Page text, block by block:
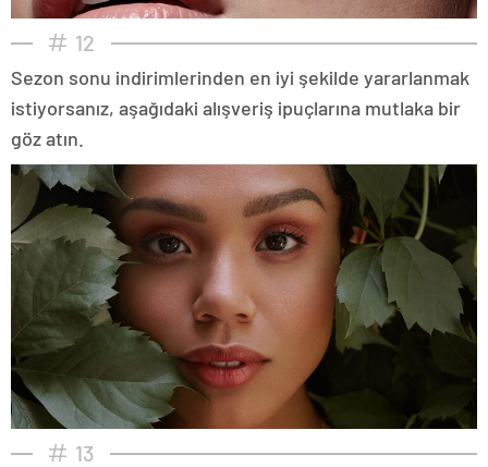
12
Sezon sonu indirimlerinden en iyi şekilde yararlanmak
istiyorsanız, aşağıdaki alışveriş ipuçlarına mutlaka bir
göz atın.
13